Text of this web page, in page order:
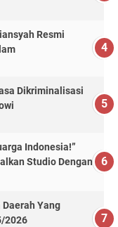
Resmi
Dikriminalisasi
Indonesia!”
Studio Dengan
Yang
2026